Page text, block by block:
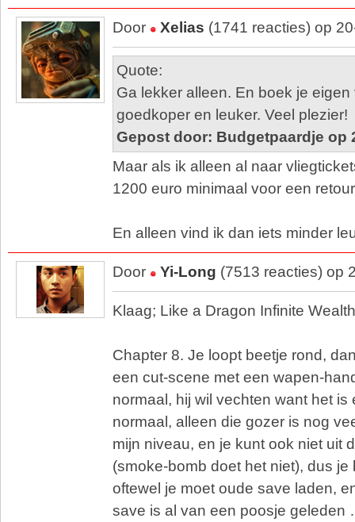
Door Xelias (1741 reacties) op
Quote:
Ga lekker alleen. En boek je
goedkoper en leuker. Veel plezier!
Gepost door: Budgetpaardje op
Maar als ik alleen al naar
1200 euro minimaal voor een
En alleen vind ik dan iets minder
Door Yi-Long (7513 reacties) op
Klaag; Like a Dragon Infinite
Chapter 8. Je loopt beetje rond,
een cut-scene met een wapen-
normaal, hij wil vechten want het is
normaal, alleen die gozer is nog
mijn niveau, en je kunt ook niet uit
(smoke-bomb doet het niet), dus
oftewel je moet oude save laden,
save is al van een poosje